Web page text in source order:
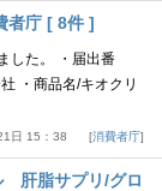
者庁 [ 8件 ]
した。 ・届出番
・商品名/キオクリ
日 15：38 消費者庁
肝脂サプリ/グロ